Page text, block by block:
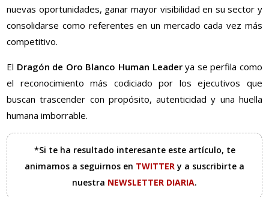
nuevas oportunidades, ganar mayor visibilidad en su sector y
consolidarse como referentes en un mercado cada vez más
competitivo.
El Dragón de Oro Blanco Human Leaderya se perfila como
el reconocimiento más codiciado por los ejecutivos que
buscan trascender con propósito, autenticidad y una huella
humana imborrable.
*Si te ha resultado interesante este artículo, te
animamos a seguirnos en TWITTERy a suscribirte a
nuestra NEWSLETTER DIARIA.